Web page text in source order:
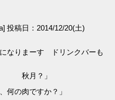
投稿日：2014/12/20(土)
なりまーす ドリンクバーも
秋月？」
の肉ですか？」